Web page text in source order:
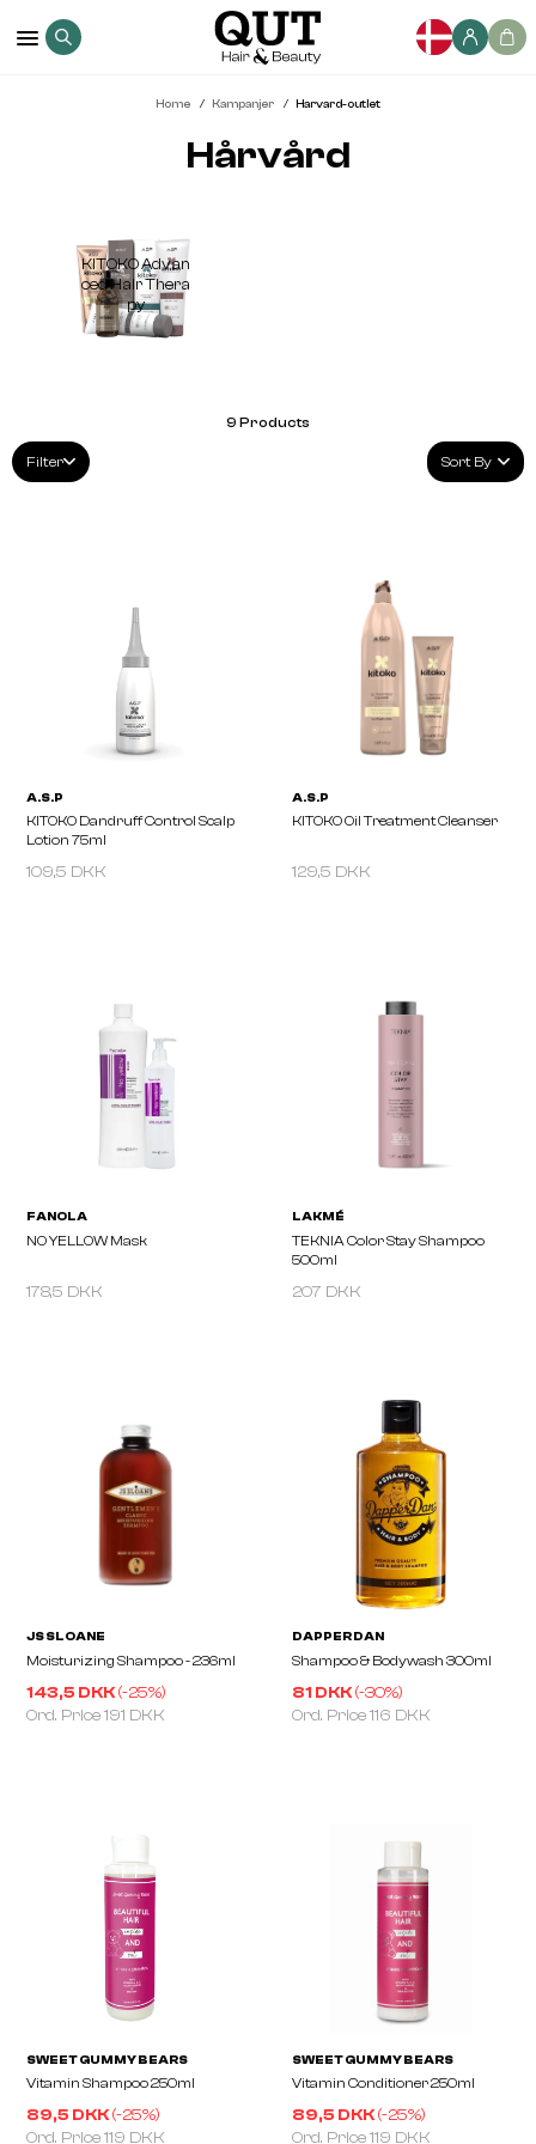
Home Kampanjer Harvard-outlet
Hårvård
KITOKO Advan
ced Hair Thera
py
Filter
9 Products
Sort By
109,5 DKK 129,5 DKK
NO YELLOW Mask
178,5 DKK
LAKMÉ
TEKNIA Color Stay
500ml
207 DKK
JS SLOANE
Moisturizing Shampoo - 236ml
143,5 DKK(-25%)
Ord. Price191 DKK
DAPPER DAN
Shampoo & Bodywash
81 DKK(-30%)
Ord. Price116 DKK
89,5 DKK(-25%)
Ord. Price119 DKK
89,5 DKK(-25%)
Ord. Price119 DKK